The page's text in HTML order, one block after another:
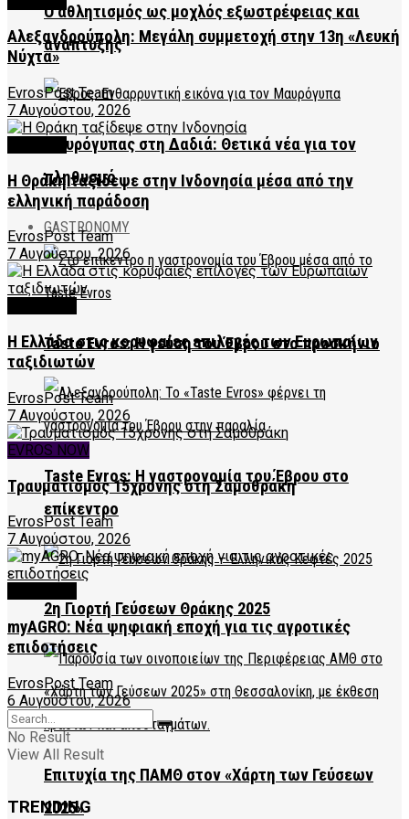
Ο αθλητισμός ως μοχλός εξωστρέφειας και
ανάπτυξης
Μαυρόγυπας στη Δαδιά: Θετικά νέα για τον
πληθυσμό
GASTRONOMY
Taste Evros: Η γεύση του Έβρου στο προσκήνιο
Taste Evros: Η γαστρονομία του Έβρου στο
επίκεντρο
2η Γιορτή Γεύσεων Θράκης 2025
Επιτυχία της ΠΑΜΘ στον «Χάρτη των Γεύσεων
2025»
Αλεξανδρούπολη: Μεγάλη συμμετοχή στην 13η «Λευκή
Νύχτα»
EvrosPost Team
7 Αυγούστου, 2026
Η Θράκη ταξίδεψε στην Ινδονησία μέσα από την
ελληνική παράδοση
EvrosPost Team
7 Αυγούστου, 2026
Η Ελλάδα στις κορυφαίες επιλογές των Ευρωπαίων
ταξιδιωτών
EvrosPost Team
7 Αυγούστου, 2026
EVROS NOW
Τραυματισμός 15χρονης στη Σαμοθράκη
EvrosPost Team
7 Αυγούστου, 2026
myAGRO: Νέα ψηφιακή εποχή για τις αγροτικές
επιδοτήσεις
EvrosPost Team
6 Αυγούστου, 2026
No Result
View All Result
TRENDING